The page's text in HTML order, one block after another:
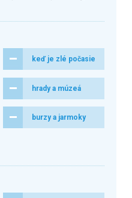
keď je zlé počasie
hrady a múzeá
burzy a jarmoky